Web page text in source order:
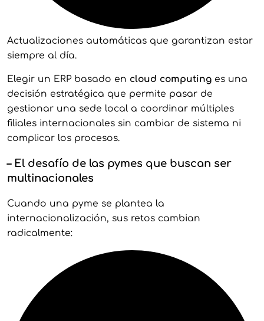
Actualizaciones automáticas que garantizan estar
siempre al día.
Elegir un ERP basado en cloud computinges una
decisión estratégica que permite pasar de
gestionar una sede local a coordinar múltiples
filiales internacionales sin cambiar de sistema ni
complicar los procesos.
– El desafío de las pymes que buscan ser
multinacionales
Cuando una pyme se plantea la
internacionalización, sus retos cambian
radicalmente: